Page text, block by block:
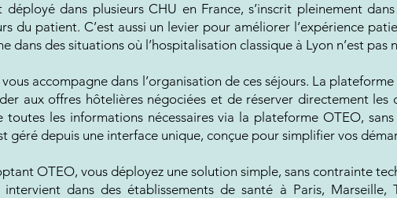
déployé dans plusieurs CHU en France, s’inscrit pleinement
du patient. C’est aussi un levier pour améliorer l’expérience
dans des situations où l’hospitalisation classique à Lyon n’est pas
accompagne dans l’organisation de ces séjours. La
aux offres hôtelières négociées et de réserver directement
toutes les informations nécessaires via la plateforme OTEO,
géré depuis une interface unique, conçue pour simplifier vos
OTEO, vous déployez une solution simple, sans contrainte
intervient dans des établissements de santé à Paris, Marseille,